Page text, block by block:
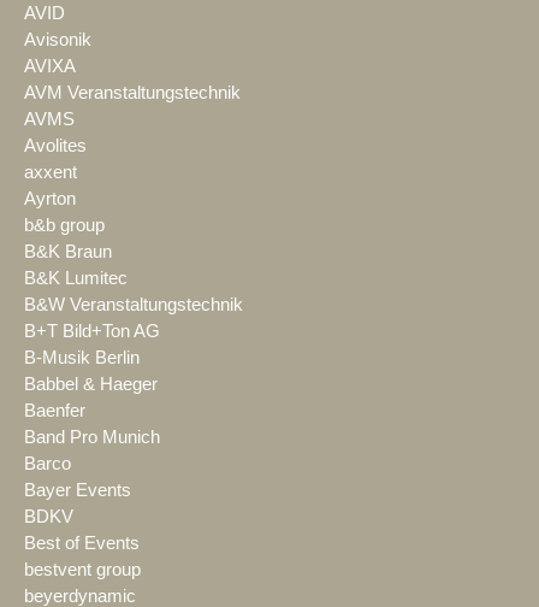
AVID
Avisonik
AVIXA
AVM Veranstaltungstechnik
AVMS
Avolites
axxent
Ayrton
b&b group
B&K Braun
B&K Lumitec
B&W Veranstaltungstechnik
B+T Bild+Ton AG
B-Musik Berlin
Babbel & Haeger
Baenfer
Band Pro Munich
Barco
Bayer Events
BDKV
Best of Events
bestvent group
beyerdynamic